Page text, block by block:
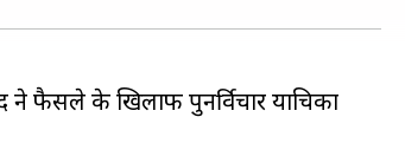
ने फैसले के खिलाफ पुनर्विचार याचिका